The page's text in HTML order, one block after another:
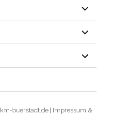
öffnen
öffnen
öffnen
buerstadt.de
Impressum &